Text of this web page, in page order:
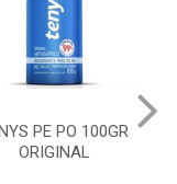
PE PO 100GR
ORIGINAL